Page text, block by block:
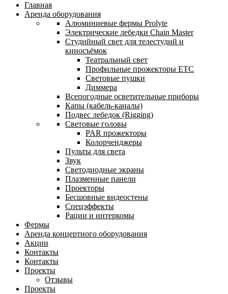
Главная
Аренда оборудования
Алюминиевые фермы Prolyte
Электрические лебедки Chain Master
Студийный свет для телестудий и
киносъёмок
Театральный свет
Профильные прожекторы ETC
Световые пушки
Диммера
Всепогодные осветительные приборы
Капы (кабель-каналы)
Подвес лебедок (Rigging)
Световые головы
PAR прожекторы
Колорченджеры
Пульты для света
Звук
Светодиодные экраны
Плазменные панели
Проекторы
Бесшовные видеостены
Спецэффекты
Рации и интеркомы
Фермы
Аренда концертного оборудования
Акции
Контакты
Контакты
Проекты
Отзывы
Проекты